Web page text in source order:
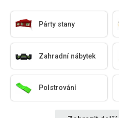
Párty stany
Zahradní nábytek
Polstrování